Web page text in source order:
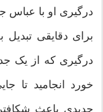
درگیری او با عباس
برای دقایقی تبدیل
درگیری که از یک
خورد انجامید تا
جدیدی باعث